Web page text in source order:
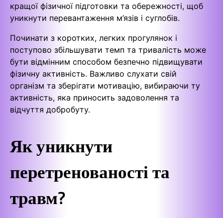
кращої фізичної підготовки та обережності, щоб
уникнути перевантаження м’язів і суглобів.
Починати з коротких, легких прогулянок і
поступово збільшувати темп та тривалість може
бути відмінним способом безпечно підвищувати
фізичну активність. Важливо слухати свій
організм та зберігати мотивацію, вибираючи ту
активність, яка приносить задоволення та
відчуття добробуту.
Як уникнути
перетренованості та
травм?